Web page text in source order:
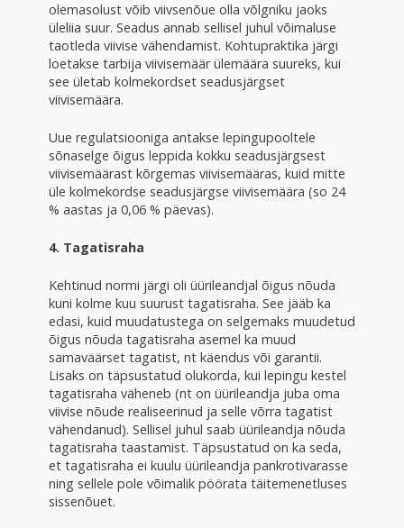
olemasolust võib viivsenõue olla võlgniku jaoks
üleliia suur. Seadus annab sellisel juhul võimaluse
taotleda viivise vähendamist. Kohtupraktika järgi
loetakse tarbija viivisemäär ülemäära suureks, kui
see ületab kolmekordset seadusjärgset
viivisemäära.
Uue regulatsiooniga antakse lepingupooltele
sõnaselge õigus leppida kokku seadusjärgsest
viivisemäärast kõrgemas viivisemääras, kuid mitte
üle kolmekordse seadusjärgse viivisemäära (so 24
% aastas ja 0,06 % päevas).
4. Tagatisraha
Kehtinud normi järgi oli üürileandjal õigus nõuda
kuni kolme kuu suurust tagatisraha. See jääb ka
edasi, kuid muudatustega on selgemaks muudetud
õigus nõuda tagatisraha asemel ka muud
samaväärset tagatist, nt käendus või garantii.
Lisaks on täpsustatud olukorda, kui lepingu kestel
tagatisraha väheneb (nt on üürileandja juba oma
viivise nõude realiseerinud ja selle võrra tagatist
vähendanud). Sellisel juhul saab üürileandja nõuda
tagatisraha taastamist. Täpsustatud on ka seda,
et tagatisraha ei kuulu üürileandja pankrotivarasse
ning sellele pole võimalik pöörata täitemenetluses
sissenõuet.